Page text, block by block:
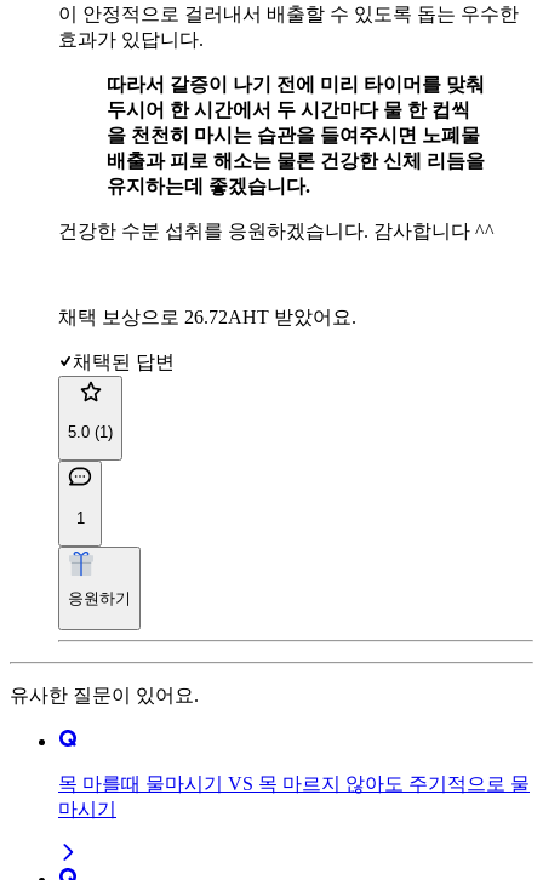
이 안정적으로 걸러내서 배출할 수 있도록 돕는 우수한
효과가 있답니다.
따라서 갈증이 나기 전에 미리 타이머를 맞춰
두시어 한 시간에서 두 시간마다 물 한 컵씩
을 천천히 마시는 습관을 들여주시면 노폐물
배출과 피로 해소는 물론 건강한 신체 리듬을
유지하는데 좋겠습니다.
건강한 수분 섭취를 응원하겠습니다. 감사합니다 ^^
채택 보상으로 26.72AHT 받았어요.
채택된 답변
5.0 (1)
1
응원하기
유사한 질문이 있어요.
목 마를때 물마시기 VS 목 마르지 않아도 주기적으로 물
마시기